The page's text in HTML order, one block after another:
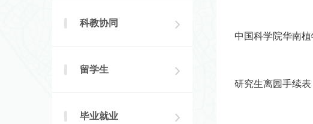
科教协同
留学生
毕业就业
中国科学院华南
研究生离园手续表